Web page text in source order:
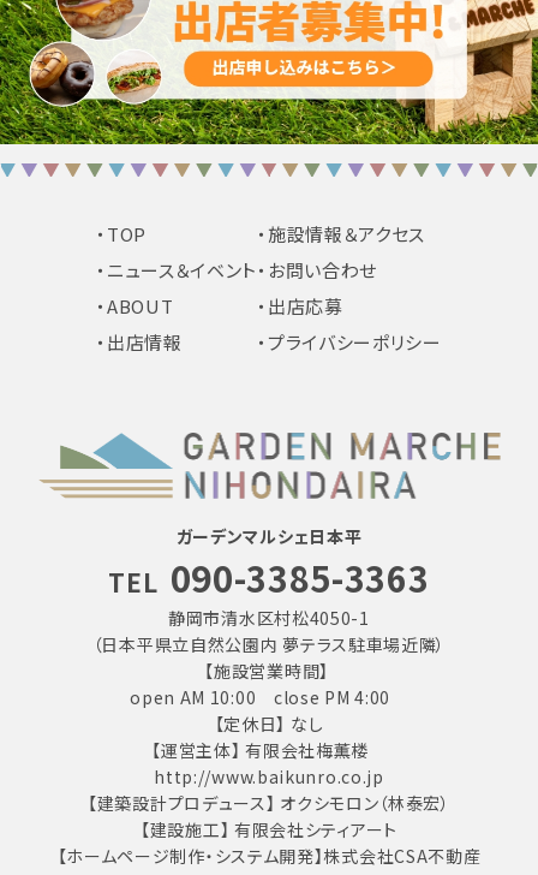
ガーデンマルシェ日本平
TEL 090-3385-3363
静岡市清水区村松4050-1
（日本平県立自然公園内 夢テラス駐車場近隣）
【施設営業時間】
open AM 10:00 close PM 4:00
【定休日】 なし
【運営主体】 有限会社梅薫楼
http://www.baikunro.co.jp
【建築設計プロデュース】 オクシモロン（林泰宏）
【建設施工】 有限会社シティアート
【ホームページ制作・システム開発】株式会社CSA不動産
・TOP
・ニュース＆イベント
・ABOUT
・出店情報
・施設情報＆アクセス
・お問い合わせ
・出店応募
・プライバシーポリシー